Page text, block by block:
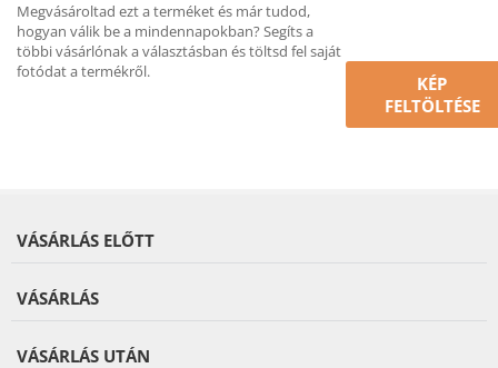
Megvásároltad ezt a terméket és már tudod,
hogyan válik be a mindennapokban? Segíts a
többi vásárlónak a választásban és töltsd fel saját
fotódat a termékről.
KÉP
FELTÖLTÉSE
VÁSÁRLÁS ELŐTT
VÁSÁRLÁS
VÁSÁRLÁS UTÁN